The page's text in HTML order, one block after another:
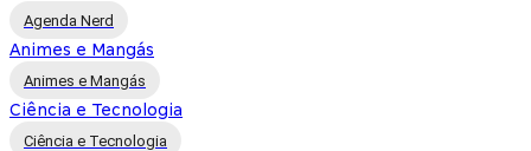
Agenda Nerd
Animes e Mangás
Animes e Mangás
Ciência e Tecnologia
Ciência e Tecnologia